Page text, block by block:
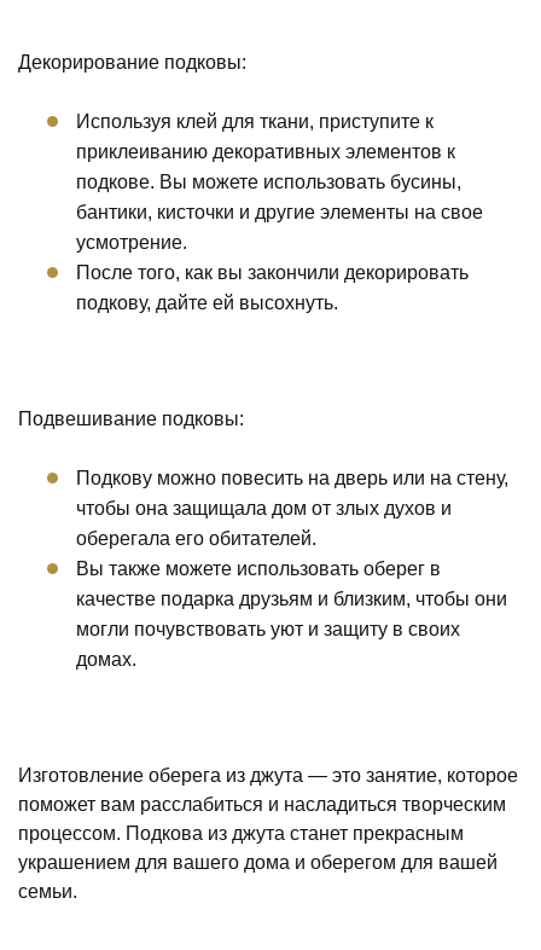
Декорирование подковы:
Используя клей для ткани, приступите к
приклеиванию декоративных элементов к
подкове. Вы можете использовать бусины,
бантики, кисточки и другие элементы на свое
усмотрение.
После того, как вы закончили декорировать
подкову, дайте ей высохнуть.
Подвешивание подковы:
Подкову можно повесить на дверь или на стену,
чтобы она защищала дом от злых духов и
оберегала его обитателей.
Вы также можете использовать оберег в
качестве подарка друзьям и близким, чтобы они
могли почувствовать уют и защиту в своих
домах.
Изготовление оберега из джута — это занятие, которое
поможет вам расслабиться и насладиться творческим
процессом. Подкова из джута станет прекрасным
украшением для вашего дома и оберегом для вашей
семьи.